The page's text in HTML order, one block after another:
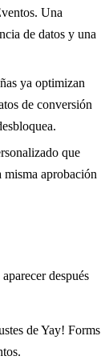
Una
de datos y una
ya optimizan
de conversión
que
misma aprobación
después
de Yay! Forms